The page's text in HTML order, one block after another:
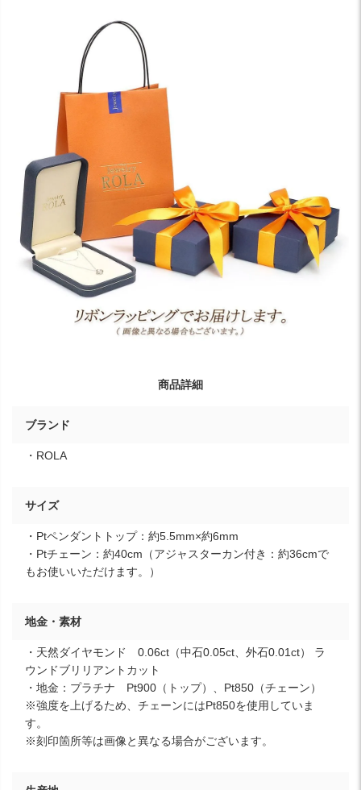
商品詳細
ブランド
・ROLA
サイズ
・Ptペンダントトップ：約5.5mm×約6mm
・Ptチェーン：約40cm（アジャスターカン付き：約36cmで
もお使いいただけます。）
地金・素材
・天然ダイヤモンド 0.06ct（中石0.05ct、外石0.01ct） ラ
ウンドブリリアントカット
・地金：プラチナ Pt900（トップ）、Pt850（チェーン）
※強度を上げるため、チェーンにはPt850を使用していま
す。
※刻印箇所等は画像と異なる場合がございます。